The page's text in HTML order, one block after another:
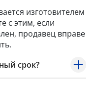
изготовителем
с этим, если
продавец вправе
срок?